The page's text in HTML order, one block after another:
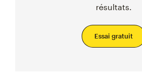
résultats.
Essai gratuit